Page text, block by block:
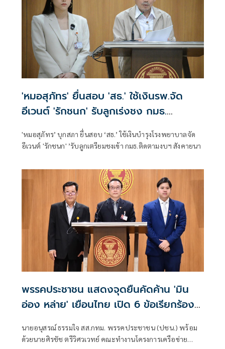
'หมอสุภัทร' ยื่นสอบ 'สธ.' ใช้เงินรพ.จัด
อีเวนต์ 'รักชนก' รับลูกเร่งชง กมธ.
'หมอสุภัทร’ บุกสภา ยื่นสอบ ‘สธ.’ ใช้เงินบำรุงโรงพยาบาลจัด
อีเวนต์ 'รักชนก' ’รับลูกเตรียมชงเข้า กมธ.ติดตามงบฯ สังคายนา
พรรคประชาชน แสดงจุดยืนคัดค้าน 'มิน
อ่อง หล่าย' เยือนไทย เปิด 6 ข้อเรียกร้อง
นายอนุสรณ์ ธรรมใจ สส.กทม. พรรคประชาชน (ปชน.) พร้อม
ด้วยนายศิรชัช ตรีวิศวเวทย์ คณะทำงานโครงการเครือข่าย